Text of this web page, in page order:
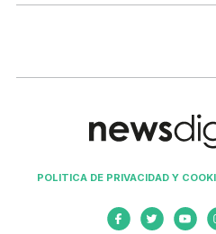
POLITICA DE PRIVACIDAD Y